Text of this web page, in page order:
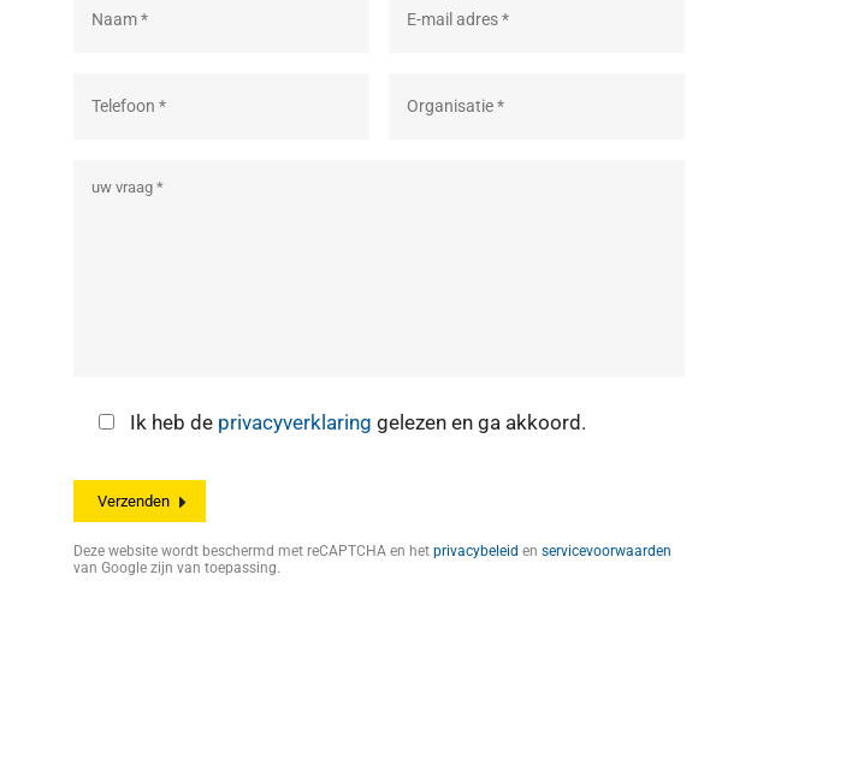
Ik heb de privacyverklaring gelezen en ga akkoord.
Deze website wordt beschermd met reCAPTCHA en het privacybeleid en servicevoorwaarden
van Google zijn van toepassing.